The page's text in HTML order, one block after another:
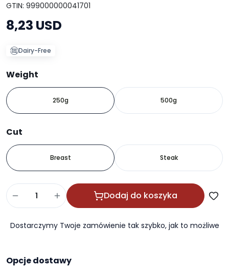
GTIN: 999000000041701
8,23 USD
Dairy-Free
Weight
250g 500g
Cut
Breast Steak
Dodaj do koszyka
Dostarczymy Twoje zamówienie tak szybko, jak to możliwe
Opcje dostawy